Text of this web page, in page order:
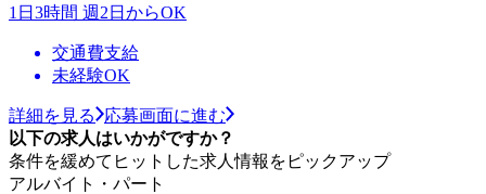
1日3時間 週2日からOK
交通費支給
未経験OK
詳細を見る
応募画面に進む
以下の求人はいかがですか？
条件を緩めてヒットした求人情報をピックアップ
アルバイト・パート